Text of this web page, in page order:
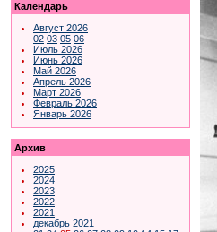
Календарь
Август 2026
02 03 05 06
Июль 2026
Июнь 2026
Май 2026
Апрель 2026
Март 2026
Февраль 2026
Январь 2026
Архив
2025
2024
2023
2022
2021
декабрь 2021